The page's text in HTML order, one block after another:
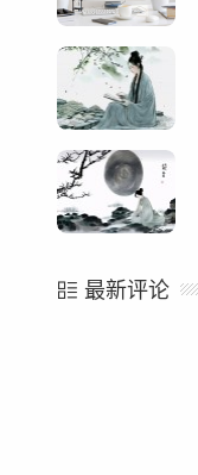
最新评论